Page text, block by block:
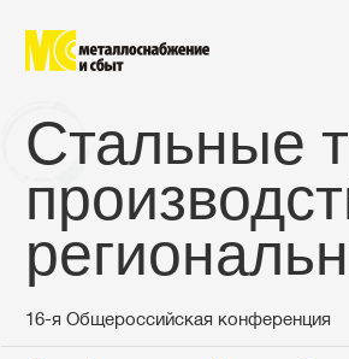
Стальные
16-я Общероссийская конференция